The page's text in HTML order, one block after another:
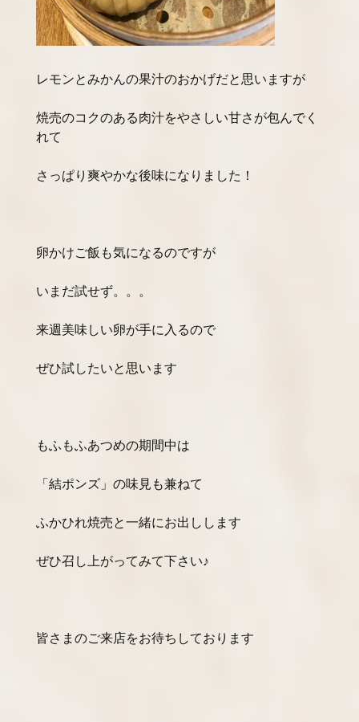
レモンとみかんの果汁のおかげだと思いますが
焼売のコクのある肉汁をやさしい甘さが包んでく
れて
さっぱり爽やかな後味になりました！
卵かけご飯も気になるのですが
いまだ試せず。。。
来週美味しい卵が手に入るので
ぜひ試したいと思います
もふもふあつめの期間中は
「結ポンズ」の味見も兼ねて
ふかひれ焼売と一緒にお出しします
ぜひ召し上がってみて下さい♪
皆さまのご来店をお待ちしております